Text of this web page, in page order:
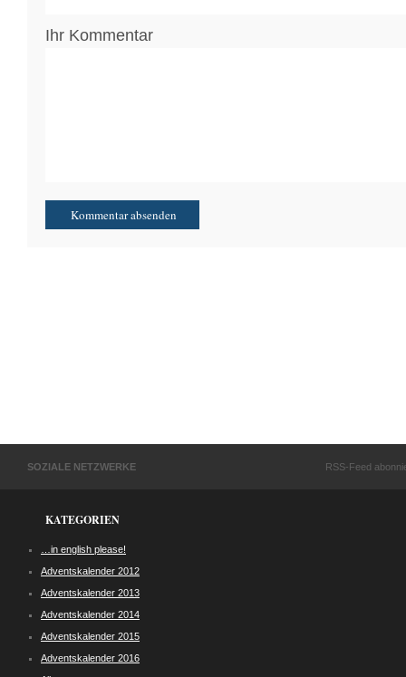
Ihr Kommentar
SOZIALE NETZWERKE RSS-Feed
KATEGORIEN
…in english please!
Adventskalender 2012
Adventskalender 2013
Adventskalender 2014
Adventskalender 2015
Adventskalender 2016